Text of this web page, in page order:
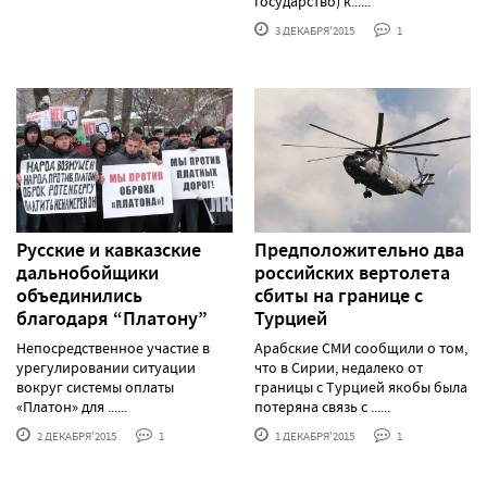
3 ДЕКАБРЯ'2015 1
Русские и кавказские
дальнобойщики
объединились
благодаря “Платону”
Непосредственное участие в
урегулировании ситуации
вокруг системы оплаты
«Платон» для ......
2 ДЕКАБРЯ'2015 1
Предположительно два
российских вертолета
сбиты на границе с
Турцией
Арабские СМИ сообщили о том,
что в Сирии, недалеко от
границы с Турцией якобы была
потеряна связь с ......
1 ДЕКАБРЯ'2015 1